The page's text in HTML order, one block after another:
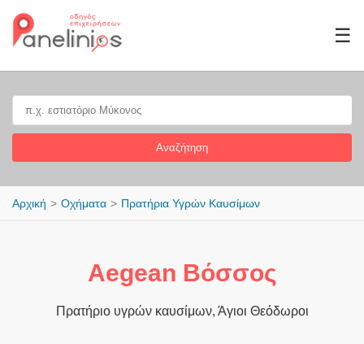
☰
Αναζήτηση
Αρχική Οχήματα Πρατήρια Υγρών Καυσίμων
Aegean Βόσσος
Πρατήριο υγρών καυσίμων, Άγιοι Θεόδωροι